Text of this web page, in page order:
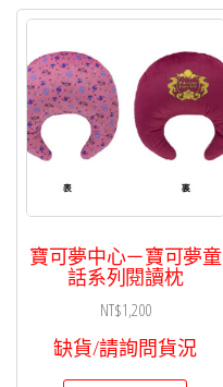
寶可夢中心－寶可夢童
話系列閱讀枕
NT$1,200
缺貨/請詢問貨況